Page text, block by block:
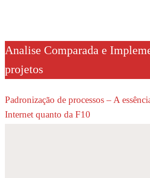
Analise Comparada e
projetos
Padronização de processos – A
Internet quanto da F10